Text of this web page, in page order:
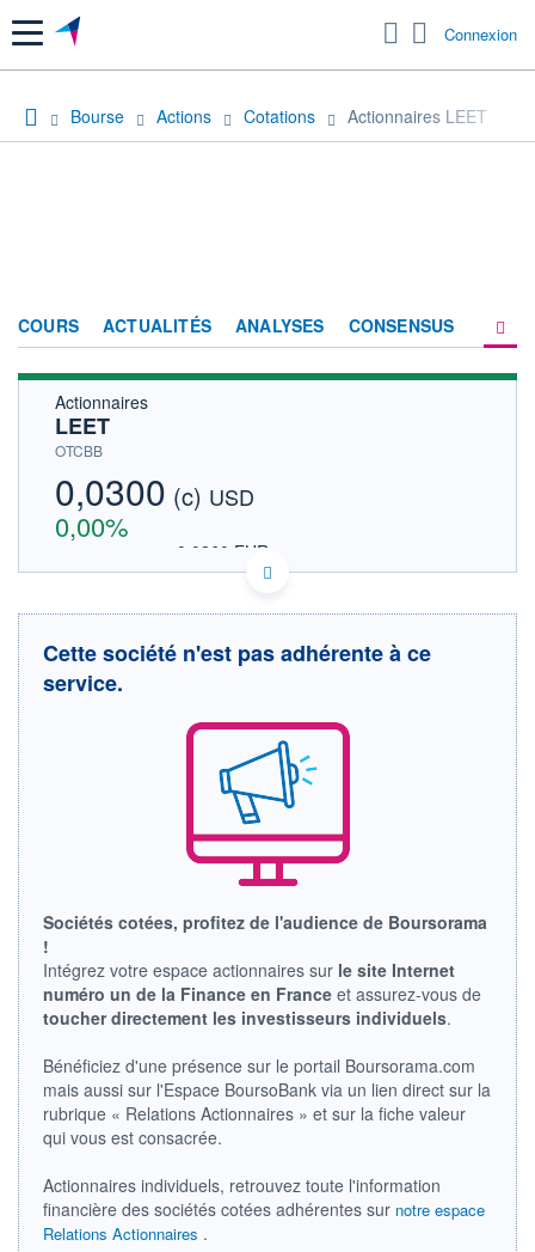
Menu Connexion
Bourse Actions Cotations Actionnaires LEET
COURS ACTUALITÉS ANALYSES CONSENSUS
Actionnaires
LEET
OTCBB
0,0300 (c) USD
0,00%
0,0260 EUR
DONNÉES TEMPS DIFFÉRÉ
Cotation sur les autres places
0,0300
+ BAS
0,0000
CAPITAL ÉCHANGÉ
0,00%
0,0000 0,0000
RENDEMENT
ESTIMÉ 2026
-
PER ESTIMÉ
2026
-
04.08.26 / 18:00:08
ÉLIGIBILITÉ
Non éligible
Boursobank
+ PORTEFEUILLE + LISTE
Cette société n'est pas adhérente à ce
service.
Sociétés cotées, profitez de l'audience de Boursorama
!
Intégrez votre espace actionnaires sur le site Internet
numéro un de la Finance en France et assurez-vous de
toucher directement les investisseurs individuels.
Bénéficiez d'une présence sur le portail Boursorama.com
mais aussi sur l'Espace BoursoBank via un lien direct sur la
rubrique « Relations Actionnaires » et sur la fiche valeur
qui vous est consacrée.
Actionnaires individuels, retrouvez toute l'information
financière des sociétés cotées adhérentes sur notre espace
Relations Actionnaires .